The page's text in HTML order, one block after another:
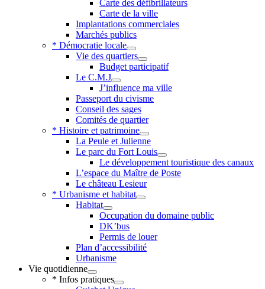
Carte des défibrillateurs
Carte de la ville
Implantations commerciales
Marchés publics
* Démocratie locale
Vie des quartiers
Budget participatif
Le C.M.J
J’influence ma ville
Passeport du civisme
Conseil des sages
Comités de quartier
* Histoire et patrimoine
La Peule et Julienne
Le parc du Fort Louis
Le développement touristique des canaux
L’espace du Maître de Poste
Le château Lesieur
* Urbanisme et habitat
Habitat
Occupation du domaine public
DK’bus
Permis de louer
Plan d’accessibilité
Urbanisme
Vie quotidienne
* Infos pratiques